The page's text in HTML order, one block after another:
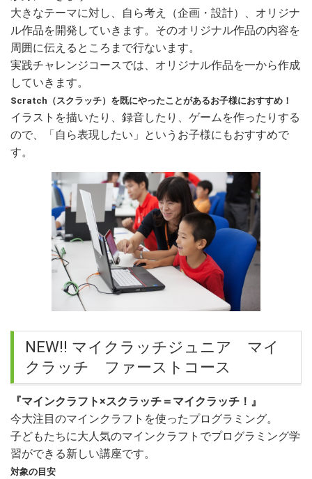
大きなテーマに対し、自ら考え（企画・設計）、オリジナ
ル作品を開発していきます。そのオリジナル作品の内容を
周囲に伝えるところまで行ないます。
実践チャレンジコースでは、オリジナル作品を一から作成
していきます。
Scratch（スクラッチ）を既にやったことがあるお子様におすすめ！
イラストを描いたり、録音したり、ゲームを作ったりする
ので、「自ら表現したい」というお子様にもおすすめで
す。
NEW!! マイクラッチジュニア マイ
クラッチ ファーストコース
『マインクラフト×スクラッチ＝マイクラッチ！』
今大注目のマインクラフトを使ったプログラミング。
子どもたちに大人気のマインクラフトでプログラミング学
習ができる新しい講座です。
対象の目安